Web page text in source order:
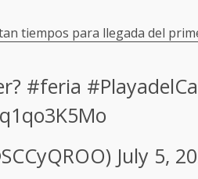
tiempos para llegada del
#feria
July 5,